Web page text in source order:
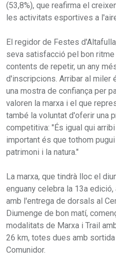
(53,8%), que reafirma el
les activitats esportives a
El regidor de Festes
seva satisfacció pel bon
contents de repetir, un any
d'inscripcions. Arribar al miler
una mostra de confiança per
valoren la marxa i el que
també la voluntat d'oferir una
competitiva: "És igual qui
important és que tothom
patrimoni i la natura."
La marxa, que tindrà lloc el
enguany celebra la 13a
amb l'entrega de dorsals al
Diumenge de bon matí,
modalitats de Marxa i Trail
26 km, totes dues amb
Comunidor.